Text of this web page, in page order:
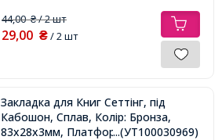
44,00₴/ 2 шт
29,00 ₴/ 2 шт
Закладка для Книг Сеттінг, під
Кабошон, Сплав, Колір: Бронза,
83х28х3мм, Платформа 20мм,
...(УТ100030969)